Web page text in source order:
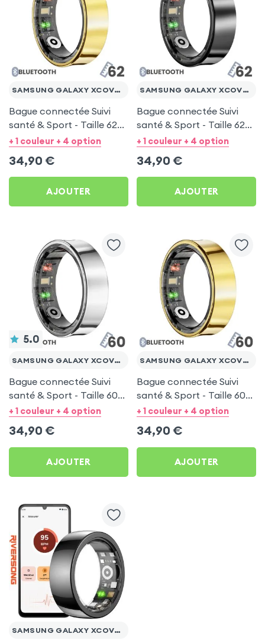
SAMSUNG GALAXY XCOVER 4S
Bague connectée Suivi
santé & Sport - Taille 62
Or
+ 1 couleur + 4 option
34,90 €
AJOUTER
SAMSUNG GALAXY XCOVER 4S
Bague connectée Suivi
santé & Sport - Taille 62
Noir
+ 1 couleur + 4 option
34,90 €
AJOUTER
5.0
SAMSUNG GALAXY XCOVER 4S
Bague connectée Suivi
santé & Sport - Taille 60
Argent
+ 1 couleur + 4 option
34,90 €
AJOUTER
SAMSUNG GALAXY XCOVER 4S
Bague connectée Suivi
santé & Sport - Taille 60
Or
+ 1 couleur + 4 option
34,90 €
AJOUTER
SAMSUNG GALAXY XCOVER 4S